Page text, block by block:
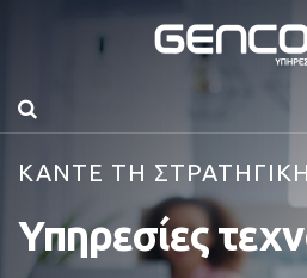
ΚΑΝΤΕ ΤΗ
Υπηρεσίες